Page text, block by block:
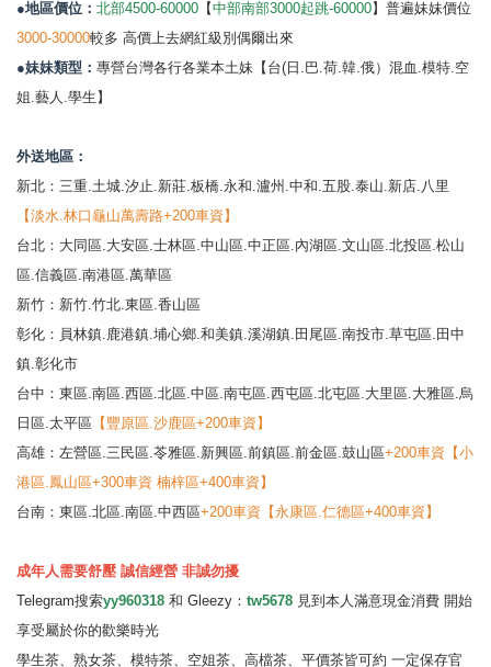
●地區價位： 北部4500-60000 【中部南部3000起跳-60000】普遍妹妹價位
3000-30000較多 高價上去網紅級別偶爾出來
●妹妹類型： 專營台灣各行各業本土妹【台(日.巴.荷.韓.俄）混血.模特.空
姐.藝人.學生】
外送地區：
新北：三重.土城.汐止.新莊.板橋.永和.瀘州.中和.五股.泰山.新店.八里
【淡水.林口龜山萬壽路+200車資】
台北：大同區.大安區.士林區.中山區.中正區.內湖區.文山區.北投區.松山
區.信義區.南港區.萬華區
新竹：新竹.竹北.東區.香山區
彰化：員林鎮.鹿港鎮.埔心鄉.和美鎮.溪湖鎮.田尾區.南投市.草屯區.田中
鎮.彰化市
台中：東區.南區.西區.北區.中區.南屯區.西屯區.北屯區.大里區.大雅區.烏
日區.太平區 【豐原區.沙鹿區+200車資】
高雄：左營區.三民區.苓雅區.新興區.前鎮區.前金區.鼓山區+200車資【小
港區.鳳山區+300車資 楠梓區+400車資】
台南：東區.北區.南區.中西區+200車資【永康區.仁德區+400車資】
成年人需要舒壓 誠信經營 非誠勿擾
Telegram搜索yy960318 和 Gleezy： tw5678 見到本人滿意現金消費 開始
享受屬於你的歡樂時光
學生茶、熟女茶、模特茶、空姐茶、高檔茶、平價茶皆可約 一定保存官